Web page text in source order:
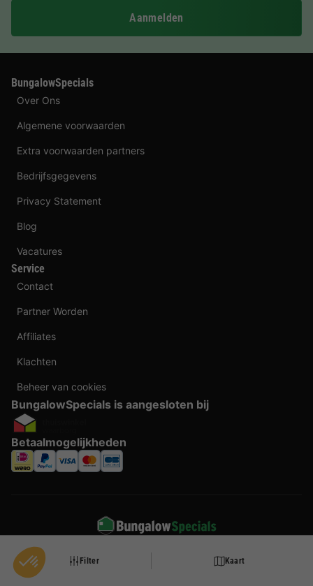
Filter Kaart
Aanmelden
BungalowSpecials
Over Ons
Algemene voorwaarden
Extra voorwaarden partners
Bedrijfsgegevens
Privacy Statement
Blog
Vacatures
Service
Contact
Partner Worden
Affiliates
Klachten
Beheer van cookies
BungalowSpecials is aangesloten bij
Betaalmogelijkheden